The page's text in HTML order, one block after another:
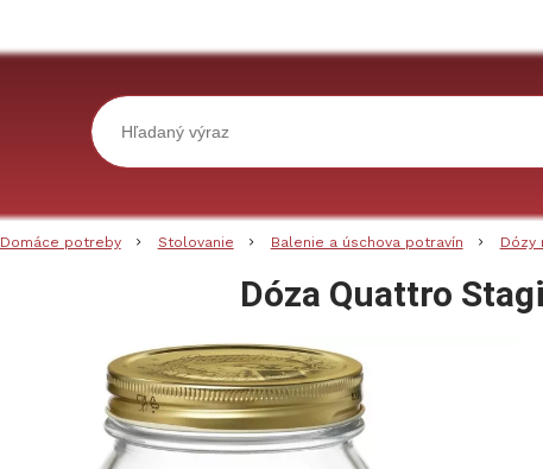
Domáce potreby Stolovanie Balenie a úschova potravín Dózy
Dóza Quattro